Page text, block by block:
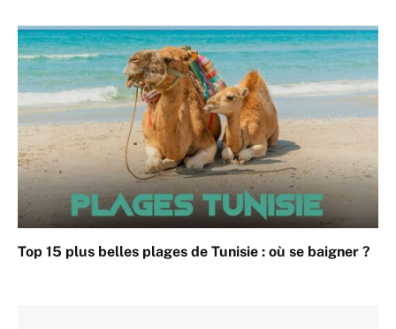
Top 15 plus belles plages de Tunisie : où se baigner ?